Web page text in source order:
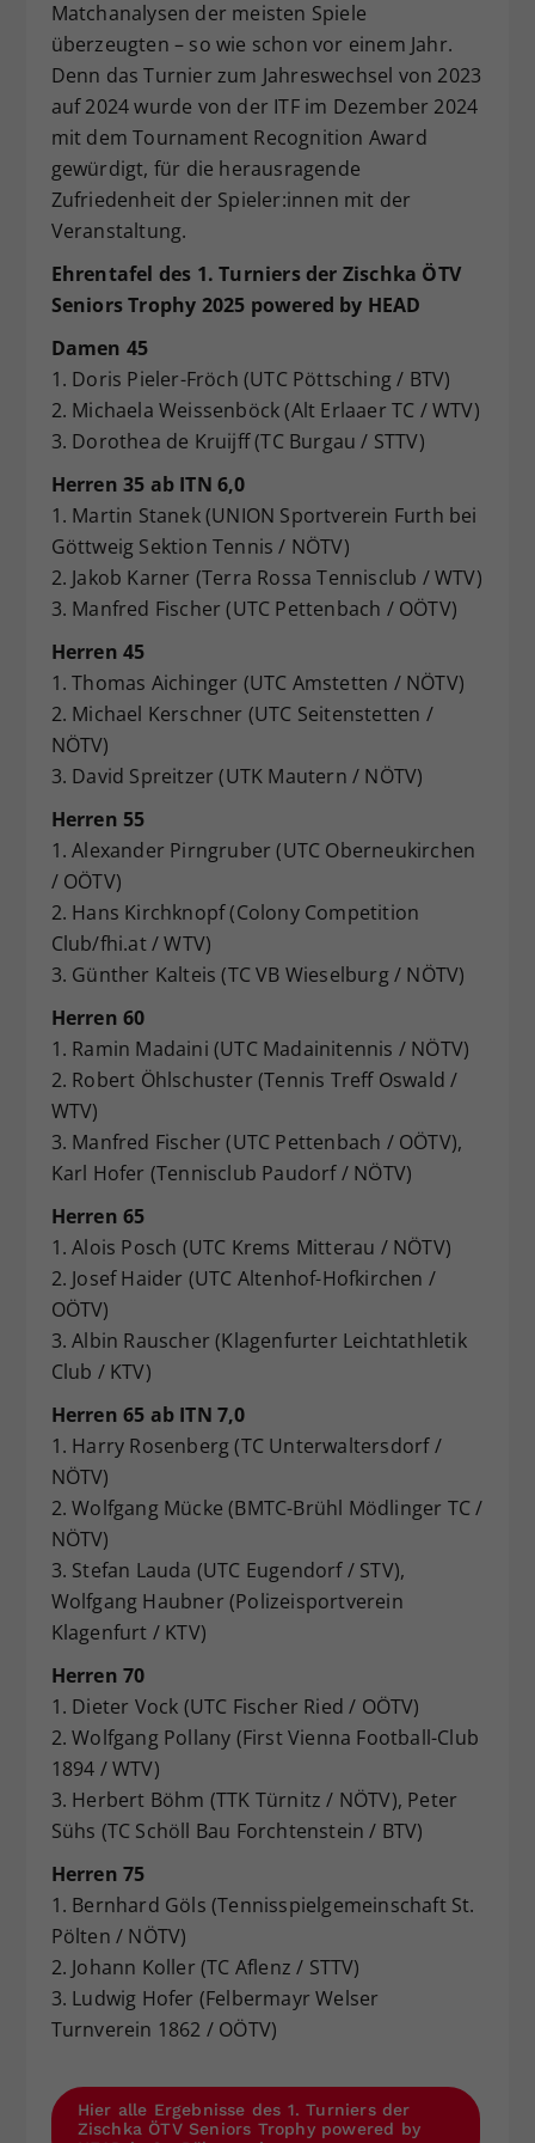
Matchanalysen der meisten Spiele
überzeugten – so wie schon vor einem Jahr.
Denn das Turnier zum Jahreswechsel von 2023
auf 2024 wurde von der ITF im Dezember 2024
mit dem Tournament Recognition Award
gewürdigt, für die herausragende
Zufriedenheit der Spieler:innen mit der
Veranstaltung.
Ehrentafel des 1.Turniers der Zischka ÖTV
Seniors Trophy 2025 powered by HEAD
Damen 45
1. Doris Pieler-Fröch (UTC Pöttsching / BTV)
2. Michaela Weissenböck (Alt Erlaaer TC / WTV)
3. Dorothea de Kruijff (TC Burgau / STTV)
Herren 35 ab ITN 6,0
1. Martin Stanek (UNION Sportverein Furth bei
Göttweig Sektion Tennis / NÖTV)
2. Jakob Karner (Terra Rossa Tennisclub / WTV)
3. Manfred Fischer (UTC Pettenbach / OÖTV)
Herren 45
1. Thomas Aichinger (UTC Amstetten / NÖTV)
2. Michael Kerschner (UTC Seitenstetten /
NÖTV)
3. David Spreitzer (UTK Mautern / NÖTV)
Herren 55
1. Alexander Pirngruber (UTC Oberneukirchen
/ OÖTV)
2. Hans Kirchknopf (Colony Competition
Club/fhi.at / WTV)
3. Günther Kalteis (TC VB Wieselburg / NÖTV)
Herren 60
1. Ramin Madaini (UTC Madainitennis / NÖTV)
2. Robert Öhlschuster (Tennis Treff Oswald /
WTV)
3. Manfred Fischer (UTC Pettenbach / OÖTV),
Karl Hofer (Tennisclub Paudorf / NÖTV)
Herren 65
1. Alois Posch (UTC Krems Mitterau / NÖTV)
2. Josef Haider (UTC Altenhof-Hofkirchen /
OÖTV)
3. Albin Rauscher (Klagenfurter Leichtathletik
Club / KTV)
Herren 65 ab ITN 7,0
1. Harry Rosenberg (TC Unterwaltersdorf /
NÖTV)
2. Wolfgang Mücke (BMTC-Brühl Mödlinger TC /
NÖTV)
3. Stefan Lauda (UTC Eugendorf / STV),
Wolfgang Haubner (Polizeisportverein
Klagenfurt / KTV)
Herren 70
1. Dieter Vock (UTC Fischer Ried / OÖTV)
2. Wolfgang Pollany (First Vienna Football-Club
1894 / WTV)
3. Herbert Böhm (TTK Türnitz / NÖTV), Peter
Sühs (TC Schöll Bau Forchtenstein / BTV)
Herren 75
1. Bernhard Göls (Tennisspielgemeinschaft St.
Pölten / NÖTV)
2. Johann Koller (TC Aflenz / STTV)
3. Ludwig Hofer (Felbermayr Welser
Turnverein 1862 / OÖTV)
Hier alle Ergebnisse des 1. Turniers der
Zischka ÖTV Seniors Trophy powered by